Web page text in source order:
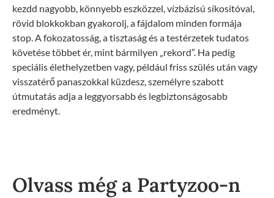
kezdd nagyobb, könnyebb eszközzel, vízbázisú síkosítóval,
rövid blokkokban gyakorolj, a fájdalom minden formája
stop. A fokozatosság, a tisztaság és a testérzetek tudatos
követése többet ér, mint bármilyen „rekord”. Ha pedig
speciális élethelyzetben vagy, például friss szülés után vagy
visszatérő panaszokkal küzdesz, személyre szabott
útmutatás adja a leggyorsabb és legbiztonságosabb
eredményt.
Olvass még a Partyzoo-n